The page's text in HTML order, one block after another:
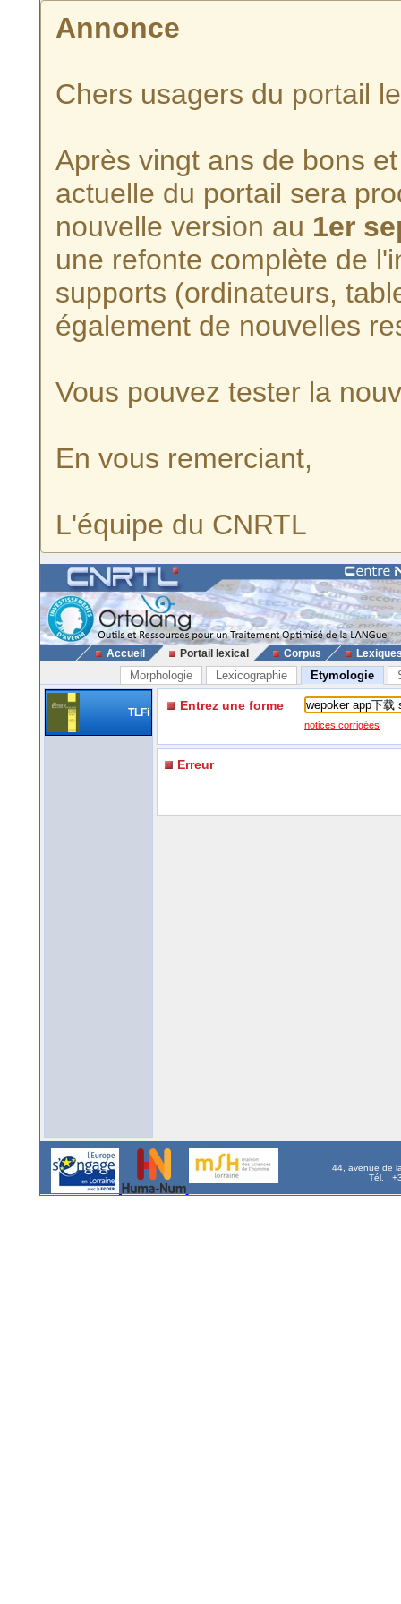
Annonce
Chers usagers du portail
Après vingt ans de bons
actuelle du portail sera
nouvelle version au 1er
une refonte complète de
supports (ordinateurs,
également de nouvelles
Vous pouvez tester la
En vous remerciant,
L'équipe du CNRTL
Accueil Portail lexical Corpus
Morphologie Lexicographie Etymologie
TLFi Entrez une forme
notices corrigées
Erreur
44, avenue de
Tél. :